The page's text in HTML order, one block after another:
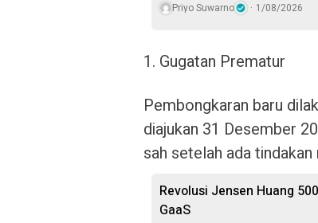
Priyo Suwarno 1/08/2026
1. Gugatan Prematur
Pembongkaran baru
diajukan 31 Desember
sah setelah ada
Revolusi Jensen Huang
GaaS